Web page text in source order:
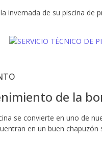
invernada de su piscina
de la
se convierte en uno de
en un buen chapuzón